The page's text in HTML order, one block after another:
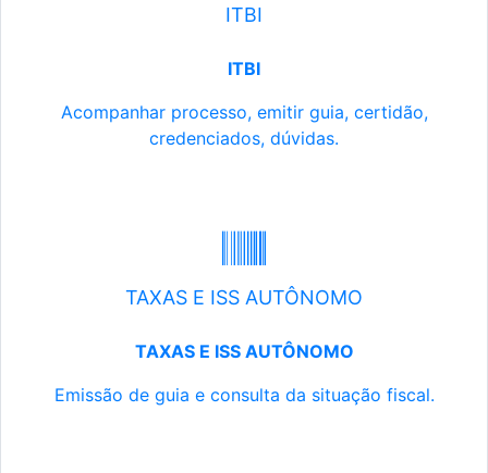
ITBI
ITBI
Acompanhar processo, emitir guia, certidão,
credenciados, dúvidas.
TAXAS E ISS AUTÔNOMO
TAXAS E ISS AUTÔNOMO
Emissão de guia e consulta da situação fiscal.